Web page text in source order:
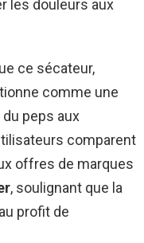
les douleurs aux
ce sécateur,
comme une
peps aux
comparent
offres de marques
, soulignant que la
profit de